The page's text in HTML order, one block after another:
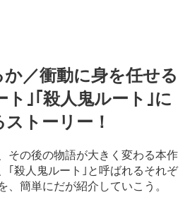
／衝動に身を任せる
｣｢殺人鬼ルート｣に
トーリー！
その後の物語が大きく変わる本作
｢殺人鬼ルート｣と呼ばれるそれぞ
簡単にだが紹介していこう。